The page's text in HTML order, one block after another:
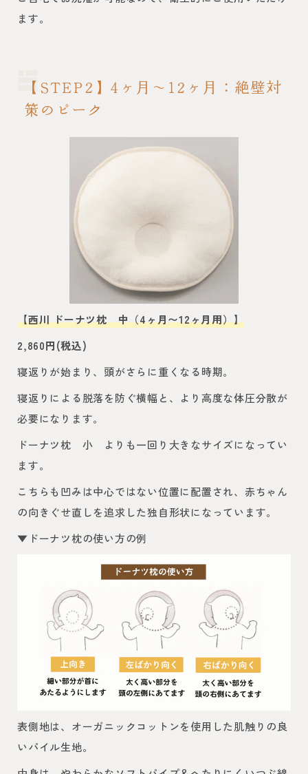
ます。
【STEP2】4ヶ月〜12ヶ月：絶壁対
策のピーク
【西川 ドーナツ枕 中（4ヶ月〜12ヶ月用）】
2,860円(税込)
寝返りが始まり、頭がさらに重くなる時期。
寝返りによる脱落を防ぐ横幅と、より高度な体圧分散が
必要になります。
ドーナツ枕 小 よりも一回り大きなサイズになってい
ます。
こちらも凹みは中心ではない位置に配置され、赤ちゃん
の向きぐせ直しを追求した独自形状になっています。
▼ドーナツ枕の使い方の例
表側地は、オーガニックコットンを使用した肌触りの良
いパイル生地。